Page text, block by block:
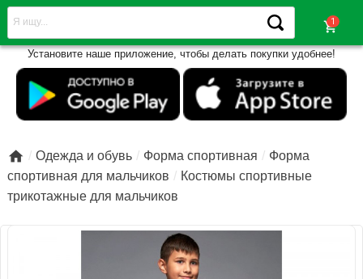
shopping_cart
Установите наше приложение, чтобы делать покупки удобнее!
 Одежда и обувь Форма спортивная
Форма
спортивная для мальчиков
Костюмы спортивные
трикотажные для мальчиков